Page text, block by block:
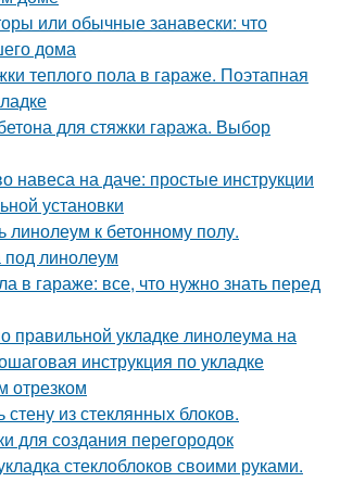
или обычные занавески: что
дома
теплого пола в гараже. Поэтапная
для стяжки гаража. Выбор
навеса на даче: простые инструкции
установки
линолеум к бетонному полу.
под линолеум
в гараже: все, что нужно знать перед
правильной укладке линолеума на
инструкция по укладке
отрезком
стену из стеклянных блоков.
для создания перегородок
стеклоблоков своими руками.